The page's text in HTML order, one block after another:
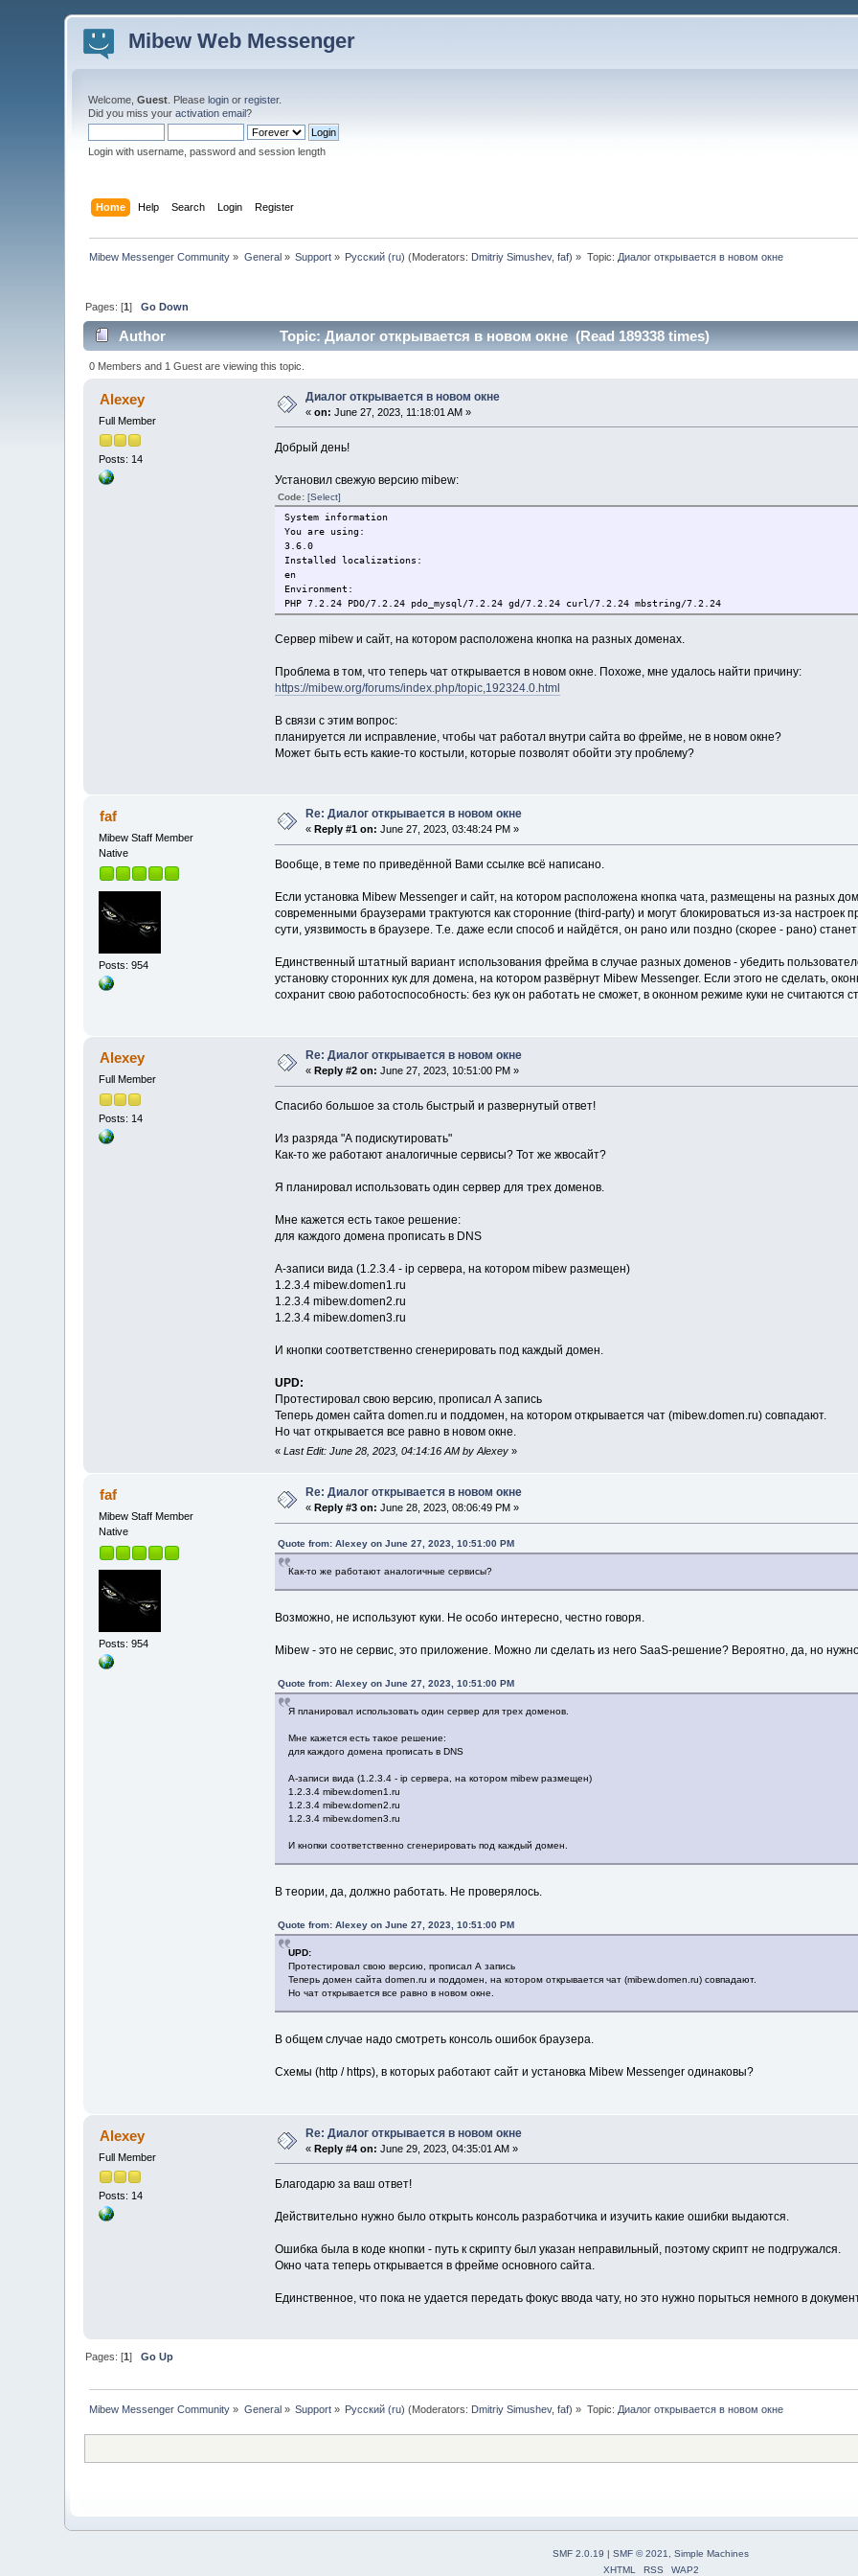
Mibew Web Messenger
Welcome,Guest . Pleaselogin orregister.
Did you miss youractivation email?
Login with username, password and session length
Home Help Search Login Register
Mibew Messenger Community » General» Support » Русский (ru) (Moderators: Dmitriy Simushev,faf) » Topic: Диалог открывается в новом окне
Pages: [1]Go Down
Author Topic: Диалог открывается в новом окне (Read 189338 times)
0 Members and 1 Guest are viewing this topic.
Alexey
Full Member
Posts: 14
Диалог открывается в новом окне
«on: June 27, 2023, 11:18:01 AM »
Добрый день!
Установил свежую версию mibew:
Code: [Select]
System information
You are using:
3.6.0
Installed localizations:
en
Environment:
PHP 7.2.24 PDO/7.2.24 pdo_mysql/7.2.24 gd/7.2.24 curl/7.2.24 mbstring/7.2.24
Сервер mibew и сайт, на котором расположена кнопка на разных доменах.
Проблема в том, что теперь чат открывается в новом окне. Похоже, мне удалось найти причину:
https://mibew.org/forums/index.php/topic,192324.0.html
В связи с этим вопрос:
планируется ли исправление, чтобы чат работал внутри сайта во фрейме, не в новом окне?
Может быть есть какие-то костыли, которые позволят обойти эту проблему?
faf
Mibew Staff Member
Native
Posts: 954
Re: Диалог открывается в новом окне
«Reply #1 on: June 27, 2023, 03:48:24 PM »
Вообще, в теме по приведённой Вами ссылке всё написано.
Если установка Mibew Messenger и сайт, на котором расположена кнопка чата, размещены на разных
современными браузерами трактуются как сторонние (third-party) и могут блокироваться из-за настроек
сути, уязвимость в браузере. Т.е. даже если способ и найдётся, он рано или поздно (скорее - рано)
Единственный штатный вариант использования фрейма в случае разных доменов - убедить
установку сторонних кук для домена, на котором развёрнут Mibew Messenger. Если этого не сделать,
сохранит свою работоспособность: без кук он работать не сможет, в оконном режиме куки не считаются
Alexey
Full Member
Posts: 14
Re: Диалог открывается в новом окне
« Reply #2 on: June 27, 2023, 10:51:00 PM »
Спасибо большое за столь быстрый и развернутый ответ!
Из разряда "А подискутировать"
Как-то же работают аналогичные сервисы? Тот же жвосайт?
Я планировал использовать один сервер для трех доменов.
Мне кажется есть такое решение:
для каждого домена прописать в DNS
A-записи вида (1.2.3.4 - ip сервера, на котором mibew размещен)
1.2.3.4 mibew.domen1.ru
1.2.3.4 mibew.domen2.ru
1.2.3.4 mibew.domen3.ru
И кнопки соответственно сгенерировать под каждый домен.
UPD:
Протестировал свою версию, прописал А запись
Теперь домен сайта domen.ru и поддомен, на котором открывается чат (mibew.domen.ru) совпадают.
Но чат открывается все равно в новом окне.
« Last Edit: June 28, 2023, 04:14:16 AM by Alexey»
faf
Mibew Staff Member
Native
Posts: 954
Re: Диалог открывается в новом окне
« Reply #3 on: June 28, 2023, 08:06:49 PM »
Quote from: Alexey on June 27, 2023, 10:51:00 PM
Как-то же работают аналогичные сервисы?
Возможно, не используют куки. Не особо интересно, честно говоря.
Mibew - это не сервис, это приложение. Можно ли сделать из него SaaS-решение? Вероятно, да, но
Quote from: Alexey on June 27, 2023, 10:51:00 PM
Я планировал использовать один сервер для трех доменов.
Мне кажется есть такое решение:
для каждого домена прописать в DNS
A-записи вида (1.2.3.4 - ip сервера, на котором mibew размещен)
1.2.3.4 mibew.domen1.ru
1.2.3.4 mibew.domen2.ru
1.2.3.4 mibew.domen3.ru
И кнопки соответственно сгенерировать под каждый домен.
В теории, да, должно работать. Не проверялось.
Quote from: Alexey on June 27, 2023, 10:51:00 PM
UPD:
Протестировал свою версию, прописал А запись
Теперь домен сайта domen.ru и поддомен, на котором открывается чат (mibew.domen.ru) совпадают.
Но чат открывается все равно в новом окне.
В общем случае надо смотреть консоль ошибок браузера.
Схемы (http / https), в которых работают сайт и установка Mibew Messenger одинаковы?
Alexey
Full Member
Posts: 14
Re: Диалог открывается в новом окне
«Reply #4 on: June 29, 2023, 04:35:01 AM »
Благодарю за ваш ответ!
Действительно нужно было открыть консоль разработчика и изучить какие ошибки выдаются.
Ошибка была в коде кнопки - путь к скрипту был указан неправильный, поэтому скрипт не подгружался.
Окно чата теперь открывается в фрейме основного сайта.
Единственное, что пока не удается передать фокус ввода чату, но это нужно порыться немного в
Pages: [1]Go Up
Mibew Messenger Community » General» Support » Русский (ru) (Moderators: Dmitriy Simushev,faf) » Topic: Диалог открывается в новом окне
SMF 2.0.19 | SMF © 2021
Simple Machines
XHTML
RSS WAP2